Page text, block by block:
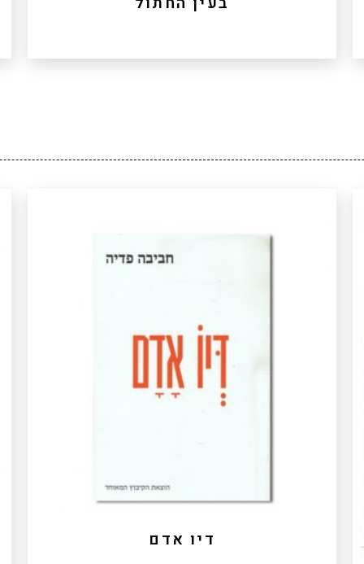
דיו אדם
בספר שיריה האחרון, החמישי במספר, טוענת פדיה כי
הגיהינום הוא גן עדן ברוורס, ומקוננת על אבדן האהבה:
"האהבה לא רק שאינה עזה כמוות/ אינה שמחה כמו
שעשוע/ אלא רפה היא כמו צעצוע כשהסוללות נגמרו"
(עמוד 16). דומה כי המלנכוליה הכרוכה בהבטה- לאחור